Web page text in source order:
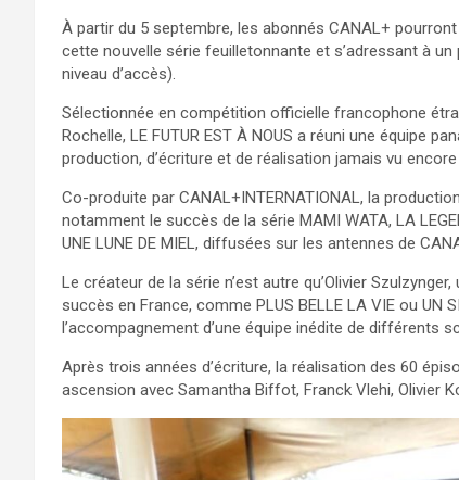
À partir du 5 septembre, les abonnés CANAL+
cette nouvelle série feuilletonnante et s’adressant à
niveau d’accès).
Sélectionnée en compétition officielle francophone
Rochelle, LE FUTUR EST À NOUS a réuni une équipe
production, d’écriture et de réalisation jamais vu
Co-produite par CANAL+INTERNATIONAL, la
notamment le succès de la série MAMI WATA, LA
UNE LUNE DE MIEL, diffusées sur les antennes de
Le créateur de la série n’est autre qu’Olivier
succès en France, comme PLUS BELLE LA VIE ou UN
l’accompagnement d’une équipe inédite de différents
Après trois années d’écriture, la réalisation des 60
ascension avec Samantha Biffot, Franck Vlehi, Olivier